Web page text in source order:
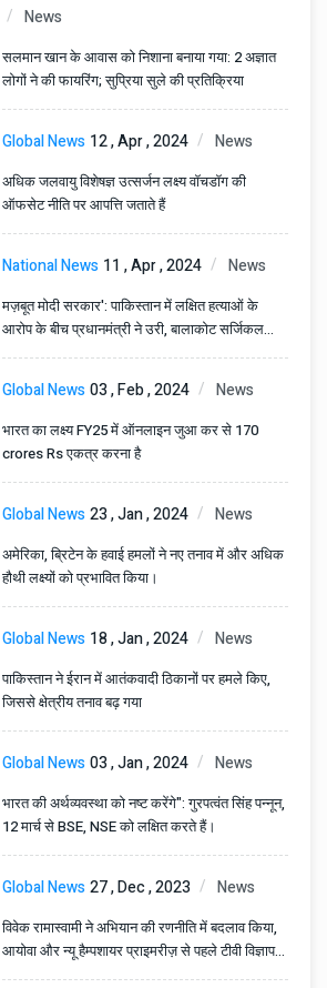
News
सलमान खान के आवास को निशाना बनाया गया: 2 अज्ञात
लोगों ने की फायरिंग; सुप्रिया सुले की प्रतिक्रिया
Global News 12 , Apr , 2024 News
अधिक जलवायु विशेषज्ञ उत्सर्जन लक्ष्य वॉचडॉग की
ऑफसेट नीति पर आपत्ति जताते हैं
National News 11 , Apr , 2024 News
मज़बूत मोदी सरकार': पाकिस्तान में लक्षित हत्याओं के
आरोप के बीच प्रधानमंत्री ने उरी, बालाकोट सर्जिकल
स्ट्राइक की सराहना की
Global News03 , Feb , 2024 News
भारत का लक्ष्य FY25 में ऑनलाइन जुआ कर से 170
crores Rs एकत्र करना है
Global News23 , Jan , 2024 News
अमेरिका, ब्रिटेन के हवाई हमलों ने नए तनाव में और अधिक
हौथी लक्ष्यों को प्रभावित किया।
Global News 18 , Jan , 2024 News
पाकिस्तान ने ईरान में आतंकवादी ठिकानों पर हमले किए,
जिससे क्षेत्रीय तनाव बढ़ गया
Global News03 , Jan , 2024 News
भारत की अर्थव्यवस्था को नष्ट करेंगे": गुरपत्वंत सिंह पन्नून,
12 मार्च से BSE, NSE को लक्षित करते हैं।
Global News27 , Dec , 2023 News
विवेक रामास्वामी ने अभियान की रणनीति में बदलाव किया,
आयोवा और न्यू हैम्पशायर प्राइमरीज़ से पहले टीवी विज्ञापनों
में कटौती की